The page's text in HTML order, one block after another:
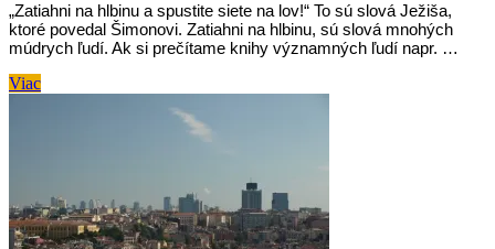
„Zatiahni na hlbinu a spustite siete na lov!“ To sú slová Ježiša,
ktoré povedal Šimonovi. Zatiahni na hlbinu, sú slová mnohých
múdrych ľudí. Ak si prečítame knihy významných ľudí napr. …
5.
ekonóma
Viac